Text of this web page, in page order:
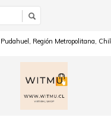
Región Metropolitana,